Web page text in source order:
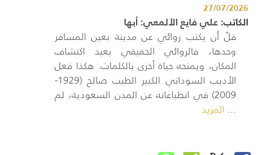
27/07/2026
الكاتب:علي فايع الألمعي: أبها
قلّ أن يكتب روائي عن مدينة بعين المسافر
وحدها، فالروائي الحقيقي يعيد اكتشاف
المكان، ويمنحه حياة أخرى بالكلمات. هكذا فعل
الأديب السوداني الكبير الطيب صالح (1929-
2009) في انطباعاته عن المدن السعودية، لم
...المزيد